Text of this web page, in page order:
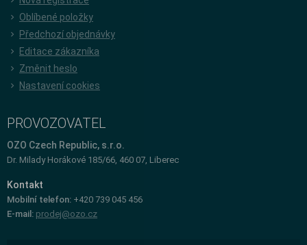
Oblíbené položky
Předchozí objednávky
Editace zákazníka
Změnit heslo
Nastavení cookies
PROVOZOVATEL
OZO Czech Republic, s.r.o.
Dr. Milady Horákové 185/66, 460 07, Liberec
Kontakt
Mobilní telefon: +420 739 045 456
E-mail: prodej@ozo.cz